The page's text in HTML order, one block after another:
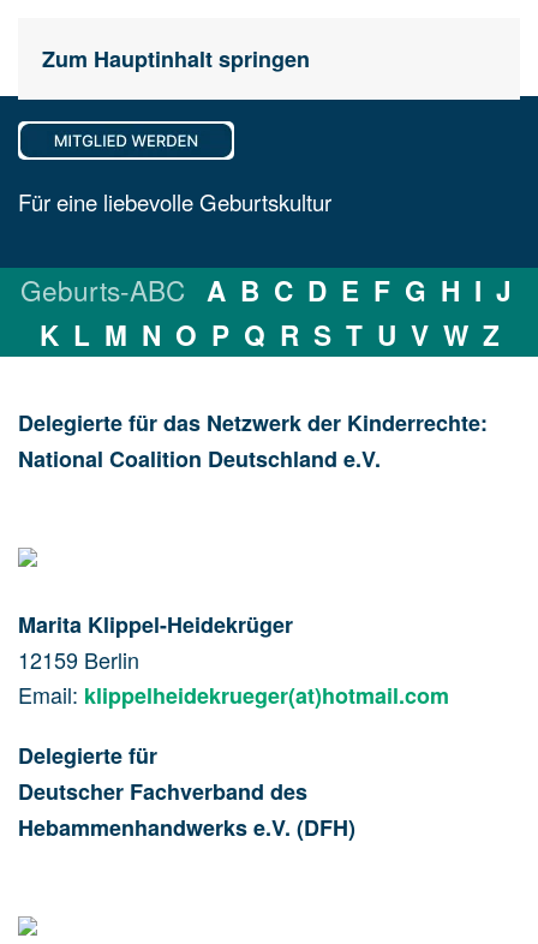
Zum Hauptinhalt springen
Für eine liebevolle Geburtskultur
Geburts-ABC A B C D E F G H I J
K L M N O P Q R S T U V W Z
Delegierte für das Netzwerk der Kinderrechte:
National Coalition Deutschland e.V.
Marita Klippel-Heidekrüger
12159 Berlin
Email: klippelheidekrueger(at)hotmail.com
Delegierte für
Deutscher Fachverband des
Hebammenhandwerks e.V. (DFH)